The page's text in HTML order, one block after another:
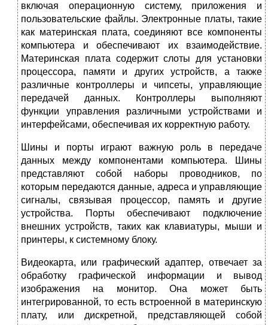
включая операционную систему, приложения и
пользовательские файлы. Электронные платы, такие
как материнская плата, соединяют все компоненты
компьютера и обеспечивают их взаимодействие.
Материнская плата содержит слоты для установки
процессора, памяти и других устройств, а также
различные контроллеры и чипсеты, управляющие
передачей данных. Контроллеры выполняют
функции управления различными устройствами и
интерфейсами, обеспечивая их корректную работу.
Шины и порты играют важную роль в передаче
данных между компонентами компьютера. Шины
представляют собой наборы проводников, по
которым передаются данные, адреса и управляющие
сигналы, связывая процессор, память и другие
устройства. Порты обеспечивают подключение
внешних устройств, таких как клавиатуры, мыши и
принтеры, к системному блоку.
Видеокарта, или графический адаптер, отвечает за
обработку графической информации и вывод
изображения на монитор. Она может быть
интегрированной, то есть встроенной в материнскую
плату, или дискретной, представляющей собой